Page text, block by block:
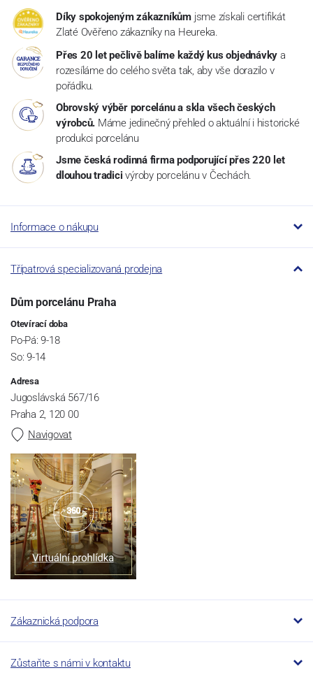
Díky spokojeným zákazníkům jsme získali certifikát
Zlaté Ověřeno zákazníky na Heureka.
Přes 20 let pečlivě balíme každý kus objednávky a
rozesíláme do celého světa tak, aby vše dorazilo v
pořádku.
Obrovský výběr porcelánu a skla všech českých
výrobců. Máme jedinečný přehled o aktuální i historické
produkci porcelánu
Jsme česká rodinná firma podporující přes 220 let
dlouhou tradici výroby porcelánu v Čechách.
Informace o nákupu
Třípatrová specializovaná prodejna
Dům porcelánu Praha
Otevírací doba
Po-Pá: 9-18
So: 9-14
Adresa
Jugoslávská 567/16
Praha 2, 120 00
Navigovat
Zákaznická podpora
Zůstaňte s námi v kontaktu